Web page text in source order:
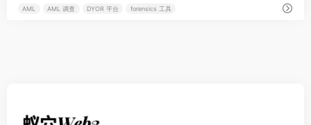
AML AML 调查 DYOR 平台 forensics 工具